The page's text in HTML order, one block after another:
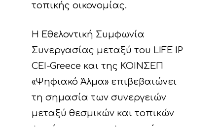
τοπικής οικονομίας.
Η Εθελοντική Συμφωνία
Συνεργασίας μεταξύ του LIFE IP
CEI-Greece και της ΚΟΙΝΣΕΠ
«Ψηφιακό Άλμα» επιβεβαιώνει
τη σημασία των συνεργειών
μεταξύ θεσμικών και τοπικών
Έργο